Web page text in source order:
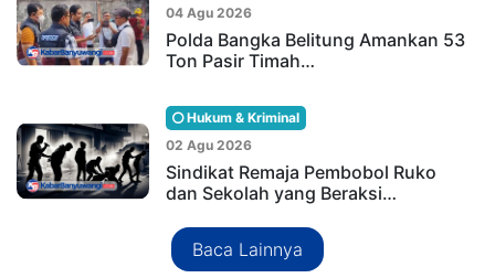
04 Agu 2026
Polda Bangka Belitung Amankan 53
Ton Pasir Timah…
Hukum & Kriminal
02 Agu 2026
Sindikat Remaja Pembobol Ruko
dan Sekolah yang Beraksi…
Baca Lainnya